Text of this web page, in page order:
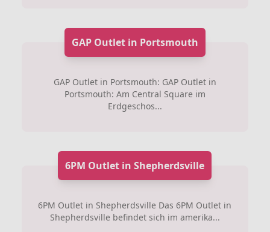
GAP Outlet in Portsmouth
GAP Outlet in Portsmouth: GAP Outlet in
Portsmouth: Am Central Square im
Erdgeschos...
6PM Outlet in Shepherdsville
6PM Outlet in Shepherdsville Das 6PM Outlet in
Shepherdsville befindet sich im amerika...